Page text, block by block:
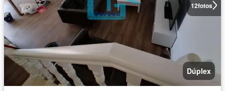
12fotos
Dúplex